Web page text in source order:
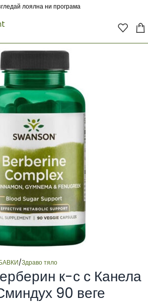
лоялна ни програма
/Здраво тяло
к-с с Канела
90 веге